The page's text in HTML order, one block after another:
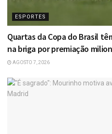
ESPORTES
Quartas da Copa do Brasil
na briga por premiação
AGOSTO 7, 2026